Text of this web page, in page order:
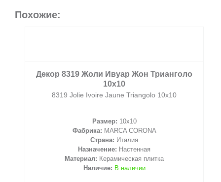
Похожие:
Декор 8319 Жоли Ивуар Жон Трианголо
10x10
8319 Jolie Ivoire Jaune Triangolo 10x10
Размер: 10x10
Фабрика: MARCA CORONA
Страна: Италия
Назначение: Настенная
Материал: Керамическая плитка
Наличие: В наличии